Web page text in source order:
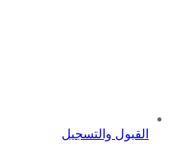
القبول والتسجيل